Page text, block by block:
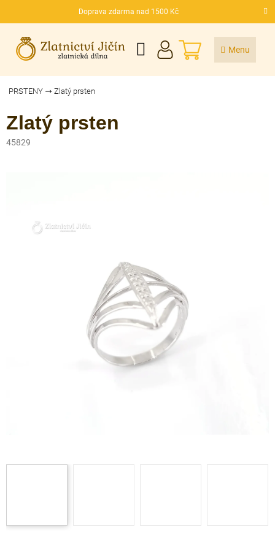
Doprava zdarma nad 1500 Kč
CZK
NÁKUPNÍ
KOŠÍK
PRSTENY Zlatý prsten
Zlatý prsten
45829